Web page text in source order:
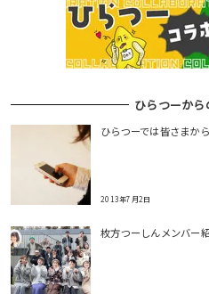
ひらつーから
ひらつーでは皆さまか
2013年7月2日
枚方つーしんメンバー